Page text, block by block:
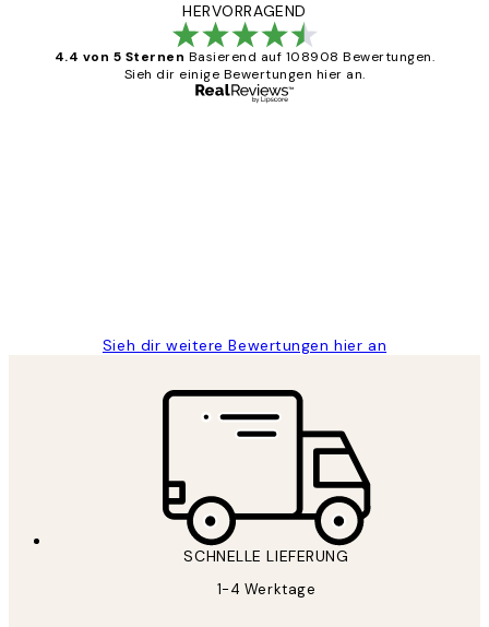
HERVORRAGEND
4.4 von 5 Sternen Basierend auf 108908 Bewertungen.
Sieh dir einige Bewertungen hier an.
Sieh dir weitere Bewertungen hier an
SCHNELLE LIEFERUNG
1-4 Werktage